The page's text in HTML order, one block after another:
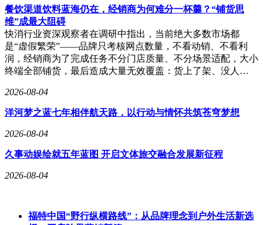
餐饮渠道饮料蓝海仍在，经销商为何难分一杯羹？“铺货思
维”成最大阻碍
快消行业资深观察者在调研中指出，当前绝大多数市场都
是“虚假繁荣”——品牌只考核网点数量，不看动销、不看利
润，经销商为了完成任务不分门店质量、不分场景适配，大小
终端全部铺货，最后造成大量无效覆盖：货上了架、没人…
2026-08-04
洋河梦之蓝七年相伴航天路，以行动与情怀共筑苍穹梦想
2026-08-04
久事动娱绘就五年蓝图 开启文体旅交融合发展新征程
2026-08-04
福特中国“野行纵横路线”：从品牌理念到户外生活新选